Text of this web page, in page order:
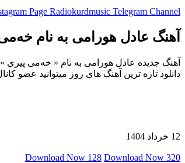
Page Radiokurdmusic Telegram Channel
آهنگ عادل هورامی به نام
دانلود تازه ترین آهنگ های روز میتوانید عضو
12 خرداد 1404
Download Now 128 Download Now 320